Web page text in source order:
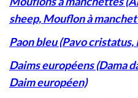
sheep, Mouflon à
Paon bleu (Pavo
Daims européens (Dama
Daim européen)